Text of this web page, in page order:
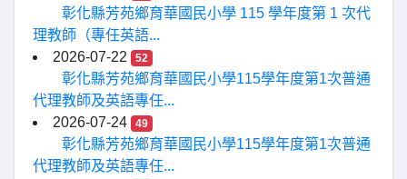
彰化縣芳苑鄉育華國民小學 115 學年度第 1 次代
理教師（專任英語...
2026-07-22
52
彰化縣芳苑鄉育華國民小學115學年度第1次普通
代理教師及英語專任...
2026-07-24
49
彰化縣芳苑鄉育華國民小學115學年度第1次普通
代理教師及英語專任...